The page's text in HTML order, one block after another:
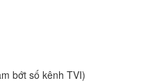
bớt số kênh TVI)